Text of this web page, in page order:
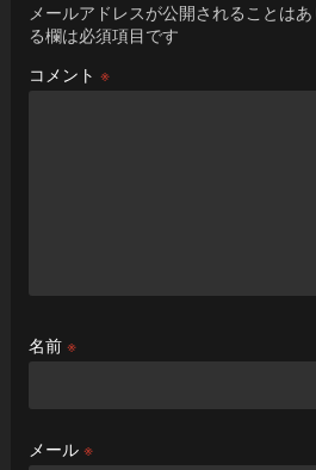
メールアドレスが公開されることはあ
る欄は必須項目です
コメント ※
名前 ※
メール ※